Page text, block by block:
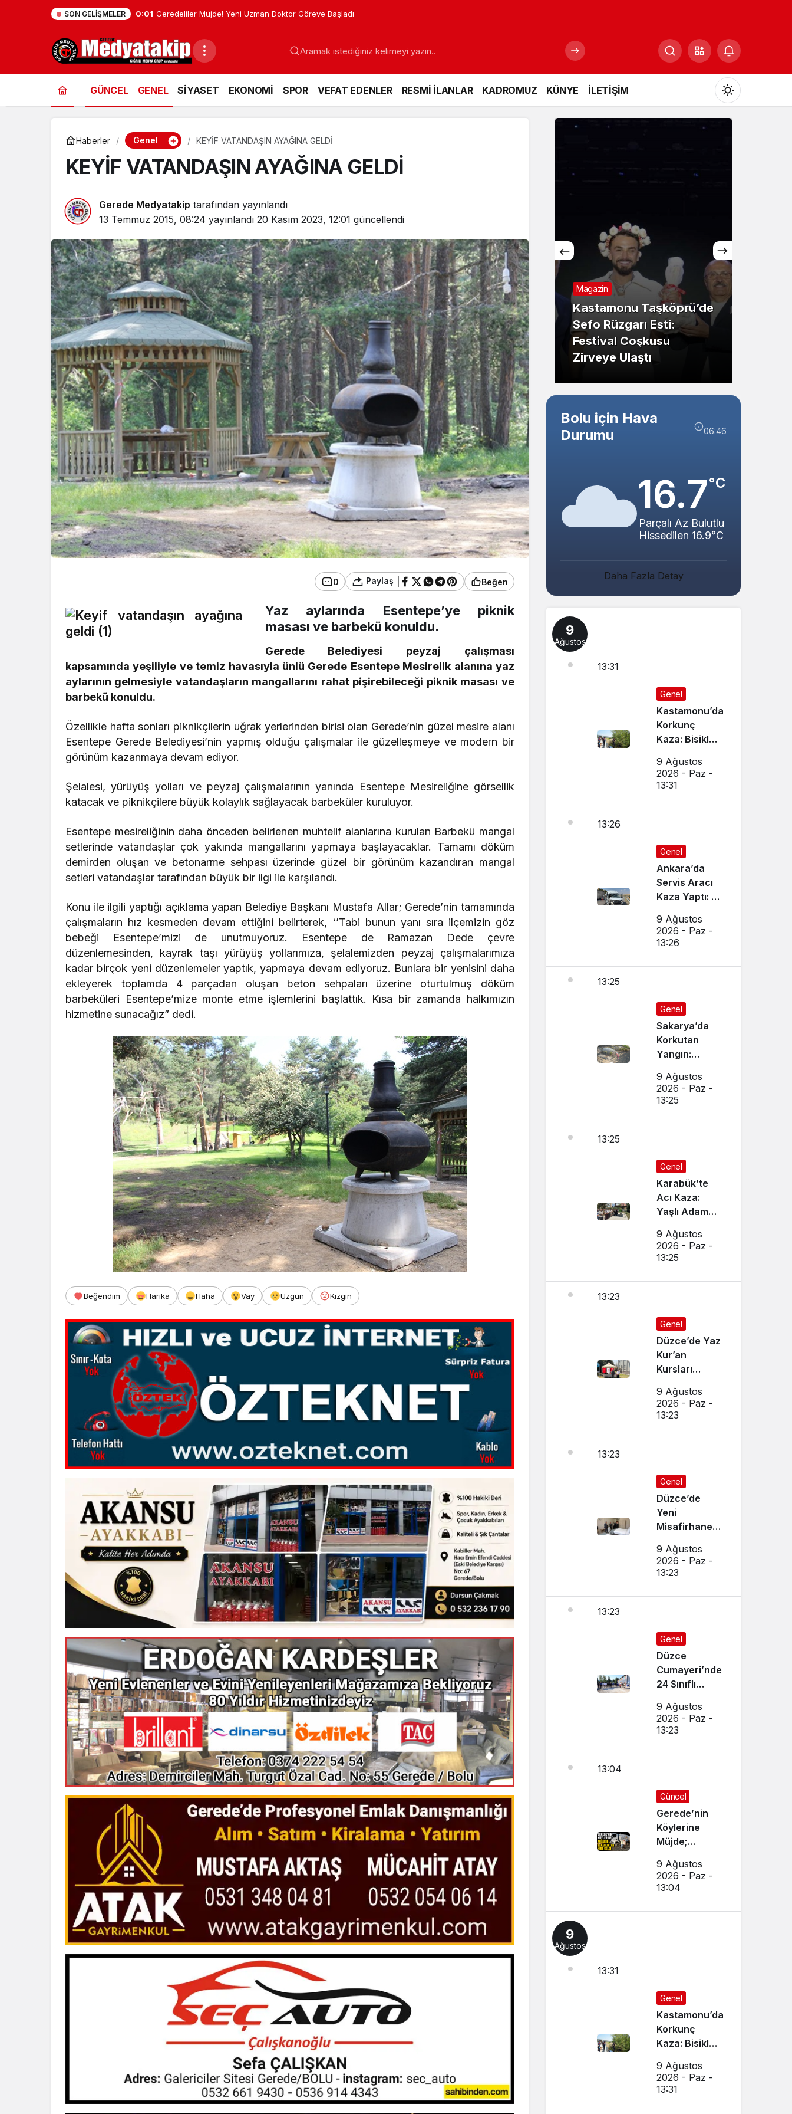
SON GELIŞMELER 0:01 Geredeliler Müjde! Yeni Uzman Doktor Göreve Başladı
GÜNCEL GENEL SİYASET EKONOMİ SPOR VEFAT EDENLER RESMİ İLANLAR KADROMUZ KÜNYE İLETİŞİM
Mod
değiştir
Gece Modu
Gece modunu seçin.
Sistem Modu
Sistem modunu seçin.
Haberler Genel KEYİF VATANDAŞIN AYAĞINA GELDİ
KEYİF VATANDAŞIN AYAĞINA GELDİ
Gerede Medyatakip tarafından yayınlandı
13 Temmuz 2015, 08:24 yayınlandı 20 Kasım 2023, 12:01 güncellendi
0 Paylaş Beğen
Yaz aylarında Esentepe’ye piknik
masası ve barbekü konuldu.
Gerede Belediyesi peyzaj çalışması
kapsamında yeşiliyle ve temiz havasıyla ünlü Gerede Esentepe Mesirelik alanına yaz
aylarının gelmesiyle vatandaşların mangallarını rahat pişirebileceği piknik masası ve
barbekü konuldu.
Özellikle hafta sonları piknikçilerin uğrak yerlerinden birisi olan Gerede’nin güzel mesire alanı
Esentepe Gerede Belediyesi’nin yapmış olduğu çalışmalar ile güzelleşmeye ve modern bir
görünüm kazanmaya devam ediyor.
Şelalesi, yürüyüş yolları ve peyzaj çalışmalarının yanında Esentepe Mesireliğine görsellik
katacak ve piknikçilere büyük kolaylık sağlayacak barbeküler kuruluyor.
Esentepe mesireliğinin daha önceden belirlenen muhtelif alanlarına kurulan Barbekü mangal
setlerinde vatandaşlar çok yakında mangallarını yapmaya başlayacaklar. Tamamı döküm
demirden oluşan ve betonarme sehpası üzerinde güzel bir görünüm kazandıran mangal
setleri vatandaşlar tarafından büyük bir ilgi ile karşılandı.
Konu ile ilgili yaptığı açıklama yapan Belediye Başkanı Mustafa Allar; Gerede’nin tamamında
çalışmaların hız kesmeden devam ettiğini belirterek, ‘’Tabi bunun yanı sıra ilçemizin göz
bebeği Esentepe’mizi de unutmuyoruz. Esentepe de Ramazan Dede çevre
düzenlemesinden, kayrak taşı yürüyüş yollarımıza, şelalemizden peyzaj çalışmalarımıza
kadar birçok yeni düzenlemeler yaptık, yapmaya devam ediyoruz. Bunlara bir yenisini daha
ekleyerek toplamda 4 parçadan oluşan beton sehpaları üzerine oturtulmuş döküm
barbeküleri Esentepe’mize monte etme işlemlerini başlattık. Kısa bir zamanda halkımızın
hizmetine sunacağız” dedi.
Beğendim Harika Haha Vay Üzgün Kızgın
Gerede – Yeniçağa
Arasında Korkutan
Yangın
Güncel
Geredeliler Müjde! Yeni
Uzman Doktor Göreve
Başladı
Magazin
Kastamonu Taşköprü’de
Sefo Rüzgarı Esti:
Festival Coşkusu
Zirveye Ulaştı
Genel
Karabük Safranbolu’da
Feci Trafik Kazası: 3
Yaralı
Bolu için Hava
Durumu
06:46
16.7°C
Parçalı Az Bulutlu
Hissedilen 16.9°C
Daha Fazla Detay
9
Ağustos
13:31
Genel
Kastamonu’da
Korkunç
Kaza: Bisiklet
Ağaç Altında
Ölü Bulundu
9 Ağustos
2026 - Paz -
13:31
13:26
Genel
Ankara’da
Servis Aracı
Kaza Yaptı: 1’i
9 Ağustos
2026 - Paz -
13:26
13:25
Genel
Sakarya’da
Korkutan
Yangın:
Vatandaşlar
Seferber Oldu
9 Ağustos
2026 - Paz -
13:25
13:25
Genel
Karabük’te
Acı Kaza:
Yaşlı Adam
Kaybetti
9 Ağustos
2026 - Paz -
13:25
13:23
Genel
Düzce’de Yaz
Kur’an
Kursları
9 Ağustos
2026 - Paz -
13:23
13:23
Genel
Düzce’de
Yeni
Misafirhane
Açıldı
9 Ağustos
2026 - Paz -
13:23
13:23
Genel
Düzce
Cumayeri’nde
24 Sınıflı
İnşaatı
Başladı
9 Ağustos
2026 - Paz -
13:23
13:04
Güncel
Gerede’nin
Köylerine
Müjde;
Hibe Geldi
9 Ağustos
2026 - Paz -
13:04
9
Ağustos
13:31
Genel
Kastamonu’da
Korkunç
Kaza: Bisiklet
Ağaç Altında
Ölü Bulundu
9 Ağustos
2026 - Paz -
13:31